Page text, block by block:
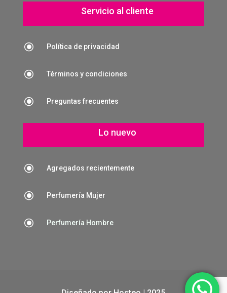
Servicio al cliente
\ Política de privacidad
\ Términos y condiciones
\ Preguntas frecuentes
Lo nuevo
\ Agregados recientemente
\ Perfumería Mujer
\ Perfumería Hombre